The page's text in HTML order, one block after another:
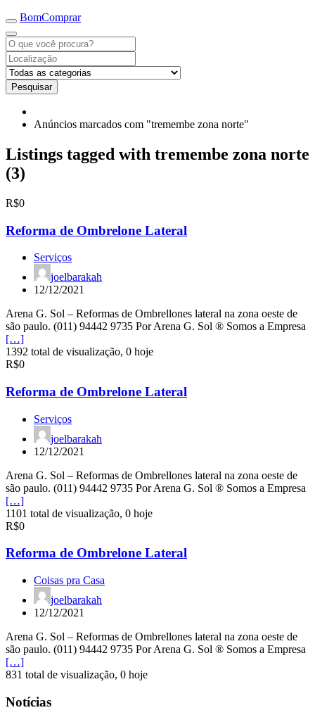
BomComprar
Pesquisar
Anúncios marcados com "tremembe zona norte"
Listings tagged with tremembe zona norte
(3)
R$0
Reforma de Ombrelone Lateral
Serviços
joelbarakah
12/12/2021
Arena G. Sol – Reformas de Ombrellones lateral na zona oeste de
são paulo. (011) 94442 9735 Por Arena G. Sol ® Somos a Empresa
[…]
1392 total de visualização, 0 hoje
R$0
Reforma de Ombrelone Lateral
Serviços
joelbarakah
12/12/2021
Arena G. Sol – Reformas de Ombrellones lateral na zona oeste de
são paulo. (011) 94442 9735 Por Arena G. Sol ® Somos a Empresa
[…]
1101 total de visualização, 0 hoje
R$0
Reforma de Ombrelone Lateral
Coisas pra Casa
joelbarakah
12/12/2021
Arena G. Sol – Reformas de Ombrellones lateral na zona oeste de
são paulo. (011) 94442 9735 Por Arena G. Sol ® Somos a Empresa
[…]
831 total de visualização, 0 hoje
Notícias